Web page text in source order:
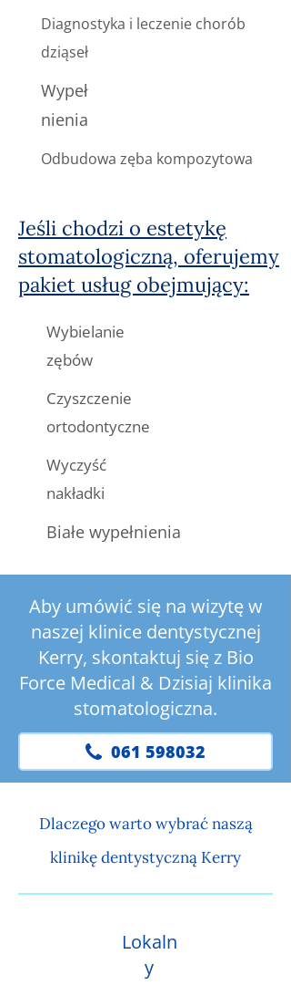
Diagnostyka i leczenie chorób
dziąseł
Wypeł
nienia
Odbudowa zęba kompozytowa
Jeśli chodzi o estetykę
stomatologiczną, oferujemy
pakiet usług obejmujący:
Wybielanie
zębów
Czyszczenie
ortodontyczne
Wyczyść
nakładki
Białe wypełnienia
Aby umówić się na wizytę w
naszej klinice dentystycznej
Kerry, skontaktuj się z Bio
Force Medical & Dzisiaj klinika
stomatologiczna.
061 598032
Dlaczego warto wybrać naszą
klinikę dentystyczną Kerry
Lokaln
y